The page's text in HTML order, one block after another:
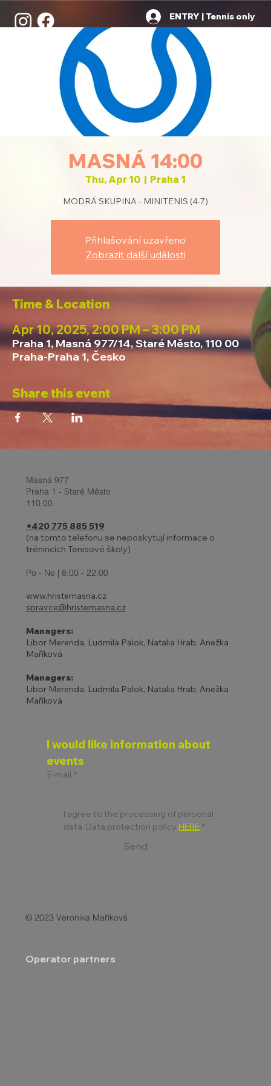
ENTRY | Tennis only
MASNÁ 14:00
Thu, Apr 10
  |
Praha 1
MODRÁ SKUPINA - MINITENIS (4-7)
Přihlašování uzavřeno
Zobrazit další události
Time & Location
Apr 10, 2025, 2:00 PM – 3:00 PM
Praha 1, Masná 977/14, Staré Město, 110 00
Praha-Praha 1, Česko
Share this event
Masná 977
Praha 1 - Staré Město
110 00
+420 775 885 519
(na tomto telefonu se neposkytují informace o
trénincích Tenisové školy)
Po - Ne | 8:00 - 22:00
www.hristemasna.cz
spravce@hristemasna.cz
Managers:
Libor Merenda, Ludmila Palok, Natalia Hrab, Anežka
Maříková
Managers:
Libor Merenda, Ludmila Palok, Natalia Hrab, Anežka
Maříková
I would like information about
events
E-mail *
I agree to the processing of personal
data. Data protection policy HERE *
Send
© 2023 Veronika Maříková
Operator partners